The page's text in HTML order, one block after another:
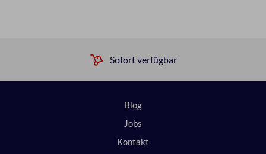
Sofort verfügbar
Blog
Jobs
Kontakt